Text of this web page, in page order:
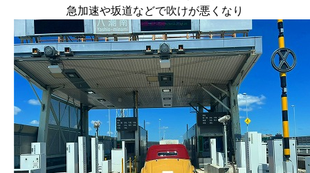
急加速や坂道などで吹けが悪くなり